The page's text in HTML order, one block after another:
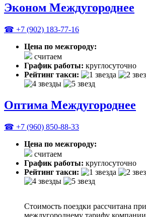
Эконом Междугороднее
☎ +7 (902) 183-77-16
Цена по межгороду:
считаем
График работы: круглосуточно
Рейтинг такси:
Оптима Междугороднее
☎ +7 (960) 850-88-33
Цена по межгороду:
считаем
График работы: круглосуточно
Рейтинг такси:
Стоимость поездки рассчитана
междугороднему тарифу